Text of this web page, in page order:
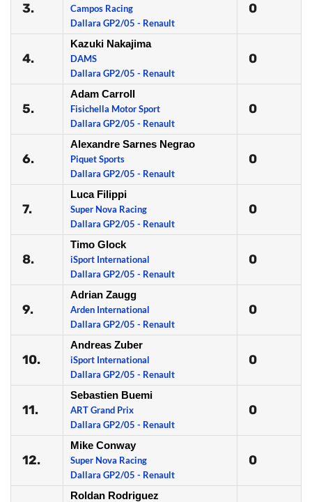
3.
Campos Racing
Dallara GP2/05 - Renault
0
4.
Kazuki Nakajima
DAMS
Dallara GP2/05 - Renault
0
5.
Adam Carroll
Fisichella Motor Sport
Dallara GP2/05 - Renault
0
6.
Alexandre Sarnes Negrao
Piquet Sports
Dallara GP2/05 - Renault
0
7.
Luca Filippi
Super Nova Racing
Dallara GP2/05 - Renault
0
8.
Timo Glock
iSport International
Dallara GP2/05 - Renault
0
9.
Adrian Zaugg
Arden International
Dallara GP2/05 - Renault
0
10.
Andreas Zuber
iSport International
Dallara GP2/05 - Renault
0
11.
Sebastien Buemi
ART Grand Prix
Dallara GP2/05 - Renault
0
12.
Mike Conway
Super Nova Racing
Dallara GP2/05 - Renault
0
Roldan Rodriguez